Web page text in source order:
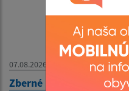
07.08.2026
Zberné miesto - OZNAM